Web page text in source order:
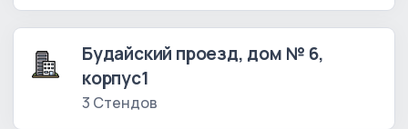
Будайский проезд, дом № 6,
корпус1
3 Стендов